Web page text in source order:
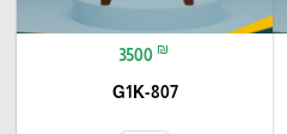
3500 ₪
G1K-807